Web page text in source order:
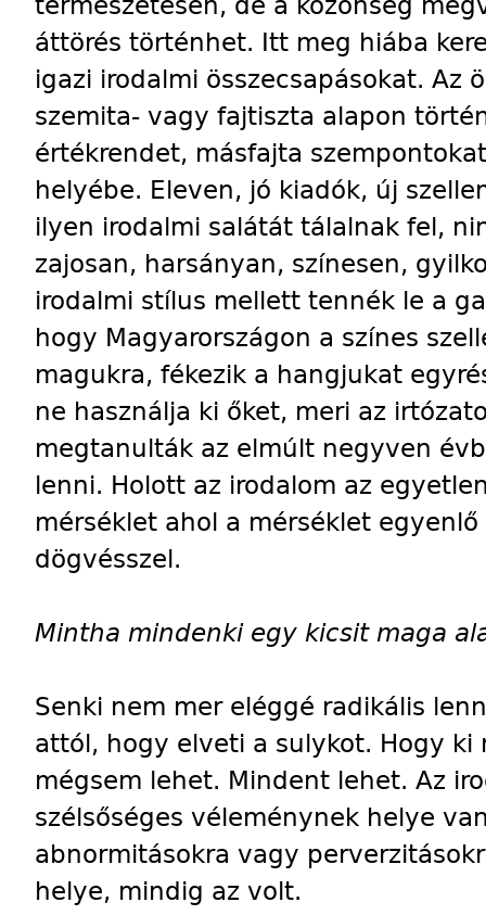
áttörés történhet. Itt meg hiába
igazi irodalmi összecsapásokat. Az
szemita- vagy fajtiszta alapon
értékrendet, másfajta
helyébe. Eleven, jó kiadók, új
ilyen irodalmi salátát tálalnak fel,
zajosan, harsányan, színesen,
irodalmi stílus mellett tennék le a
hogy Magyarországon a színes
magukra, fékezik a hangjukat
ne használja ki őket, meri az
megtanulták az elmúlt negyven
lenni. Holott az irodalom az
mérséklet ahol a mérséklet
dögvésszel.
Mintha mindenki egy kicsit maga
Senki nem mer eléggé radikális
attól, hogy elveti a sulykot. Hogy
mégsem lehet. Mindent lehet. Az
szélsőséges véleménynek helye
abnormitásokra vagy
helye, mindig az volt.